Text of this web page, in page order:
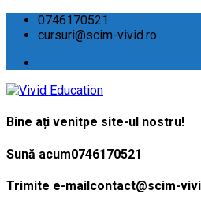
0746170521
cursuri@scim-vivid.ro
Bine ați venitpe site-ul nostru!
Sună acum0746170521
Trimite e-mailcontact@scim-